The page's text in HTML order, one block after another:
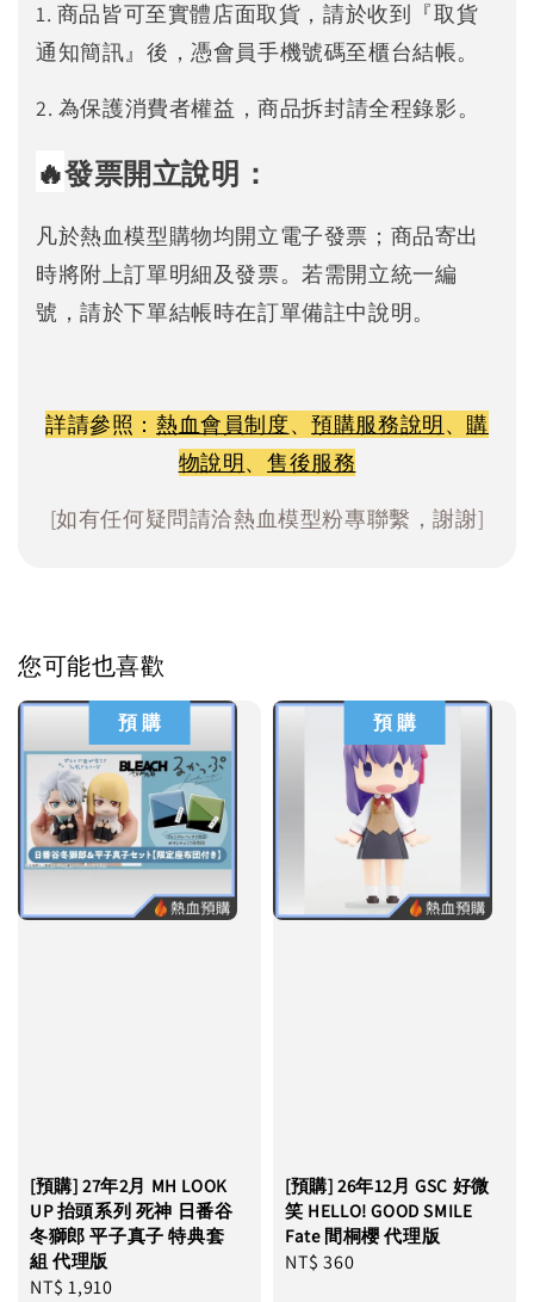
1. 商品皆可至實體店面取貨，請於收到『取貨
通知簡訊』後，憑會員手機號碼至櫃台結帳。
2. 為保護消費者權益，商品拆封請全程錄影。
🔥發票開立說明：
凡於熱血模型購物均開立電子發票；商品寄出
時將附上訂單明細及發票。若需開立統一編
號，請於下單結帳時在訂單備註中說明。
詳請參照： 熱血會員制度、預購服務說明、 購
物說明、 售後服務
[如有任何疑問請洽熱血模型粉專聯繫，謝謝]
您可能也喜歡
預 購
[預購] 27年2月 MH LOOK
UP 抬頭系列 死神 日番谷
冬獅郎 平子真子 特典套
組 代理版
Regular
NT$ 1,910
預 購
[預購] 26年12月 GSC 好微
笑 HELLO! GOOD SMILE
Fate 間桐櫻 代理版
Regular
NT$ 360